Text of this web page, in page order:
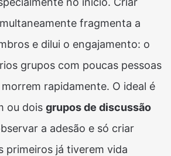
fragmenta a
e dilui o engajamento: o
grupos com poucas pessoas
rapidamente. O ideal é
ou dois grupos de discussão
a adesão e só criar
primeiros já tiverem vida